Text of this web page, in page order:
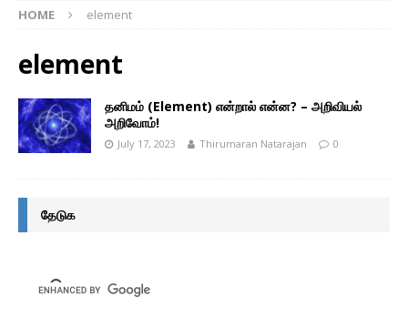
HOME element
element
தனிமம் (Element) என்றால் என்ன? – அறிவியல்
அறிவோம்!
July 17, 2023 Thirumaran Natarajan 0
தேடுக